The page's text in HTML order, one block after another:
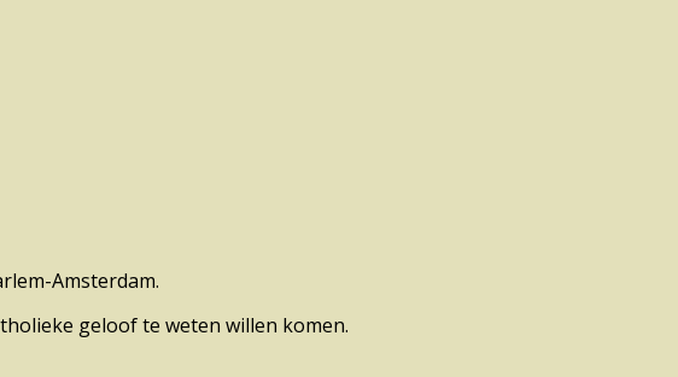
Amsterdam.
geloof te weten willen komen.